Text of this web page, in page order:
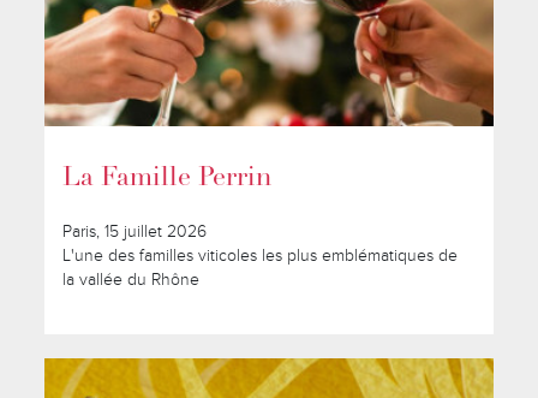
La Famille Perrin
Paris, 15 juillet 2026
L'une des familles viticoles les plus emblématiques de
la vallée du Rhône